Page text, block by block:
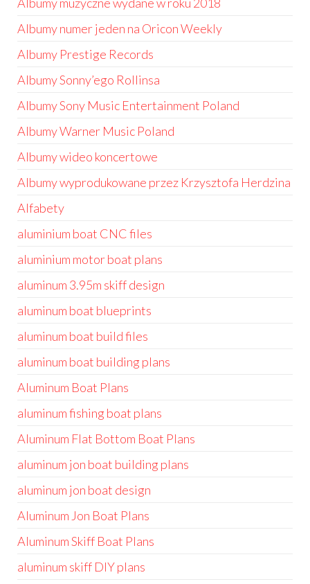
Albumy numer jeden na Oricon Weekly
Albumy Prestige Records
Albumy Sonny’ego Rollinsa
Albumy Sony Music Entertainment Poland
Albumy Warner Music Poland
Albumy wideo koncertowe
Albumy wyprodukowane przez Krzysztofa Herdzina
Alfabety
aluminium boat CNC files
aluminium motor boat plans
aluminum 3.95m skiff design
aluminum boat blueprints
aluminum boat build files
aluminum boat building plans
Aluminum Boat Plans
aluminum fishing boat plans
Aluminum Flat Bottom Boat Plans
aluminum jon boat building plans
aluminum jon boat design
Aluminum Jon Boat Plans
Aluminum Skiff Boat Plans
aluminum skiff DIY plans